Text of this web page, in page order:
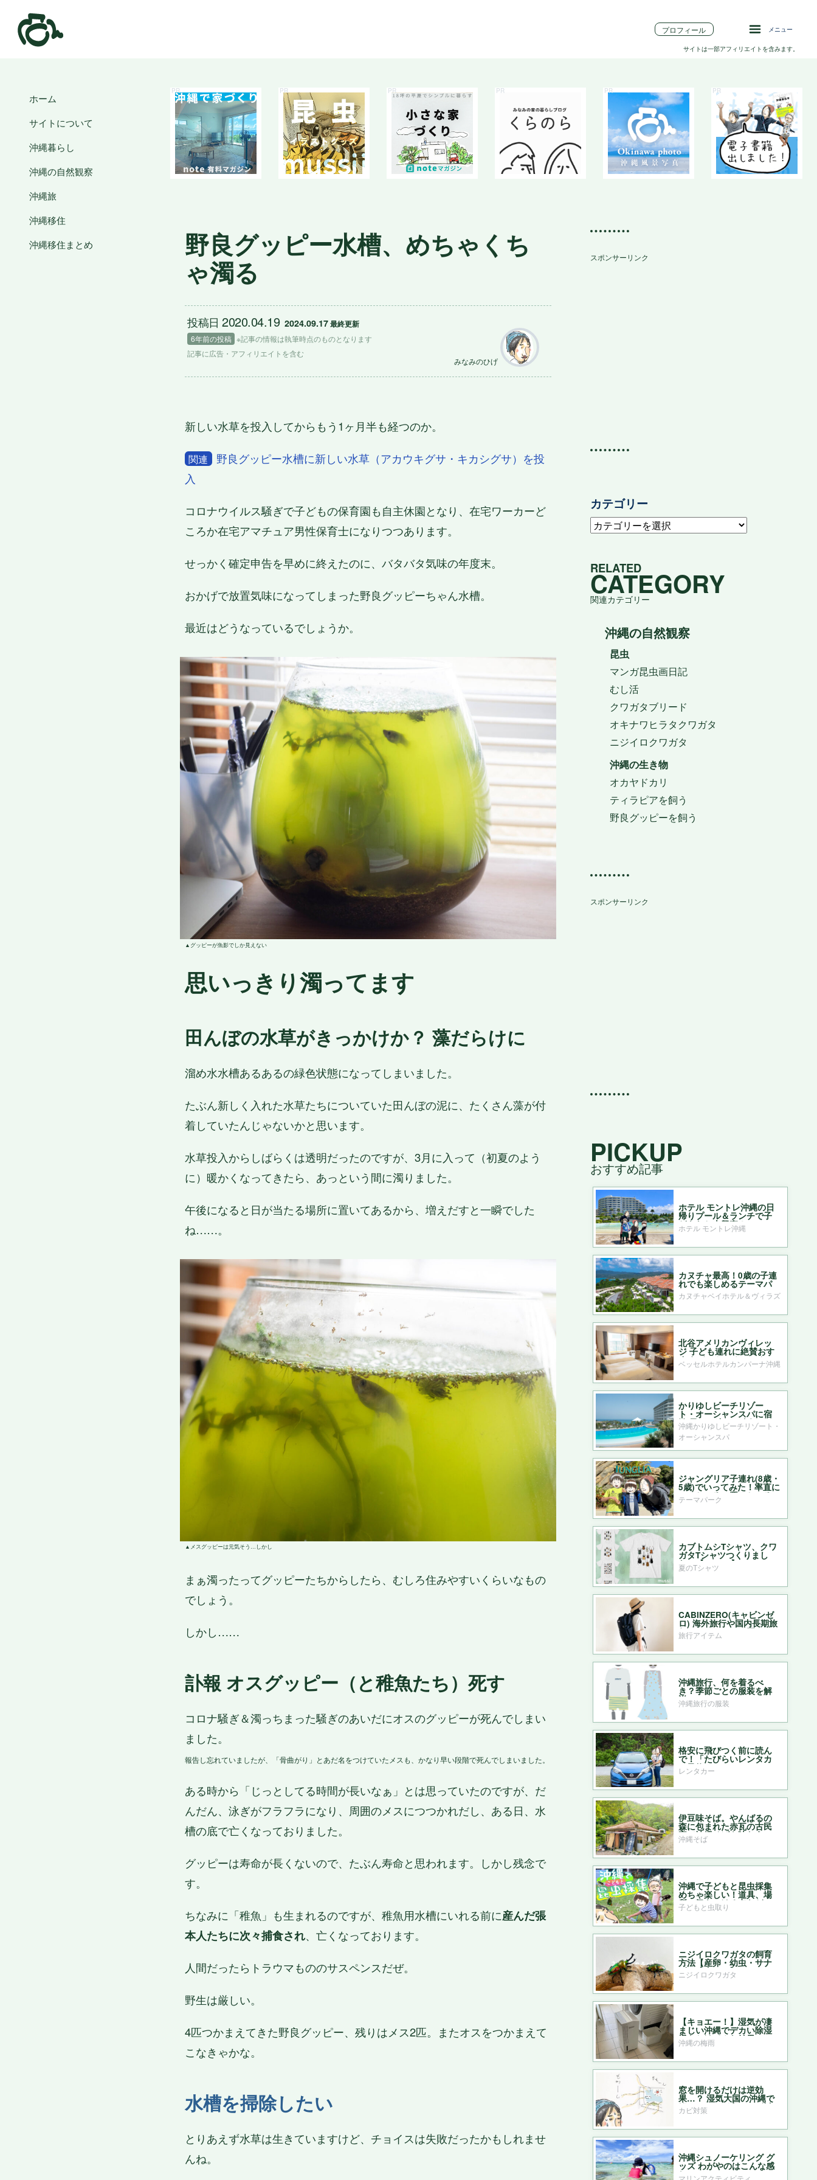
プロフィール メニュー
サイトは一部アフィリエイトを含みます。
ホーム
サイトについて
沖縄暮らし
沖縄の自然観察
沖縄旅
沖縄移住
沖縄移住まとめ
野良グッピー水槽、めちゃくち
ゃ濁る
投稿日 2020.04.19 2024.09.17 最終更新
6年前の投稿 ※記事の情報は執筆時点のものとなります
記事に広告 ・アフィリエイトを含む
みなみのひげ
新しい水草を投入してからもう1ヶ月半も経つのか。
関連
野良グッピー水槽に新しい水草（アカウキグサ・キカシグサ）を投
入
コロナウイルス騒ぎで子どもの保育園も自主休園となり、在宅ワーカーど
ころか在宅アマチュア男性保育士になりつつあります。
せっかく確定申告を早めに終えたのに、バタバタ気味の年度末。
おかげで放置気味になってしまった野良グッピーちゃん水槽。
最近はどうなっているでしょうか。
グッピーが魚影でしか見えない
思いっきり濁ってます
田んぼの水草がきっかけか？ 藻だらけに
溜め水水槽あるあるの緑色状態になってしまいました。
たぶん新しく入れた水草たちについていた田んぼの泥に、たくさん藻が付
着していたんじゃないかと思います。
水草投入からしばらくは透明だったのですが、3月に入って（初夏のよう
に）暖かくなってきたら、あっという間に濁りました。
午後になると日が当たる場所に置いてあるから、増えだすと一瞬でした
ね……。
メスグッピーは元気そう…しかし
まぁ濁ったってグッピーたちからしたら、むしろ住みやすいくらいなもの
でしょう。
しかし……
訃報 オスグッピー（と稚魚たち）死す
コロナ騒ぎ＆濁っちまった騒ぎのあいだにオスのグッピーが死んでしまい
ました。
報告し忘れていましたが、「骨曲がり」とあだ名をつけていたメスも、かなり早い段階で死んでしまいました。
ある時から「じっとしてる時間が長いなぁ」とは思っていたのですが、だ
んだん、泳ぎがフラフラになり、周囲のメスにつつかれだし、ある日、水
槽の底で亡くなっておりました。
グッピーは寿命が長くないので、たぶん寿命と思われます。しかし残念で
す。
ちなみに「稚魚」も生まれるのですが、稚魚用水槽にいれる前に産んだ張
本人たちに次々捕食され、亡くなっております。
人間だったらトラウマもののサスペンスだぜ。
野生は厳しい。
4匹つかまえてきた野良グッピー、残りはメス2匹。またオスをつかまえて
こなきゃかな。
水槽を掃除したい
とりあえず水草は生きていますけど、チョイスは失敗だったかもしれませ
んね。
スポンサーリンク
カテゴリー
カ
テ
リ
ー
RELATED
CATEGORY
関連カテゴリー
沖縄の自然観察
昆虫
マンガ昆虫画日記
むし活
クワガタブリード
オキナワヒラタクワガタ
ニジイロクワガタ
沖縄の生き物
オカヤドカリ
ティラピアを飼う
野良グッピーを飼う
スポンサーリンク
PICKUP
おすすめ記事
ホテル モントレ沖縄の日
帰りプール＆ランチで子
どもたち大興奮！
ホテル モントレ沖縄
カヌチャ最高！0歳の子連
れでも楽しめるテーマパ
ークのようなホテル
カヌチャベイホテル＆ヴィラズ
北谷アメリカンヴィレッ
ジ 子ども連れに絶賛おす
すめ ベッセルホテルカン
パーナ沖縄
ベッセルホテルカンパーナ沖縄
かりゆしビーチリゾー
ト・オーシャンスパに宿
泊 子ども連れに人気
沖縄かりゆしビーチリゾート・
オーシャンスパ
ジャングリア子連れ(8歳・
5歳)でいってみた！率直に
いいところ・悪いところ
テーマパーク
カブトムシTシャツ、クワ
ガタTシャツつくりまし
た〜【mussii】
夏のTシャツ
CABINZERO(キャビンゼ
ロ) 海外旅行や国内長期旅
行のバックパック買って
みた！
旅行アイテム
沖縄旅行、何を着るべ
き？季節ごとの服装を解
説
沖縄旅行の服装
格安に飛びつく前に読ん
で！「たびらいレンタカ
ー予約」をおすすめする
ワケ
レンタカー
伊豆味そば。やんばるの
森に包まれた赤瓦の古民
家で沖縄そばを味わう
沖縄そば
沖縄で子どもと昆虫採集
めちゃ楽しい！道具、場
所、気をつける点など
子どもと虫取り
ニジイロクワガタの飼育
方法【産卵・幼虫・サナ
ギ・成虫まで】
ニジイロクワガタ
【キョエー！】湿気が凄
まじい沖縄でデカい除湿
機をかけてみた結果……
沖縄の梅雨
窓を開けるだけは逆効
果…？ 湿気大国の沖縄で
鍛えた、わが家のカビ対
策
カビ対策
沖縄シュノーケリング グ
ッズ わがやのはこんな感
じ
マリンアクティビティ